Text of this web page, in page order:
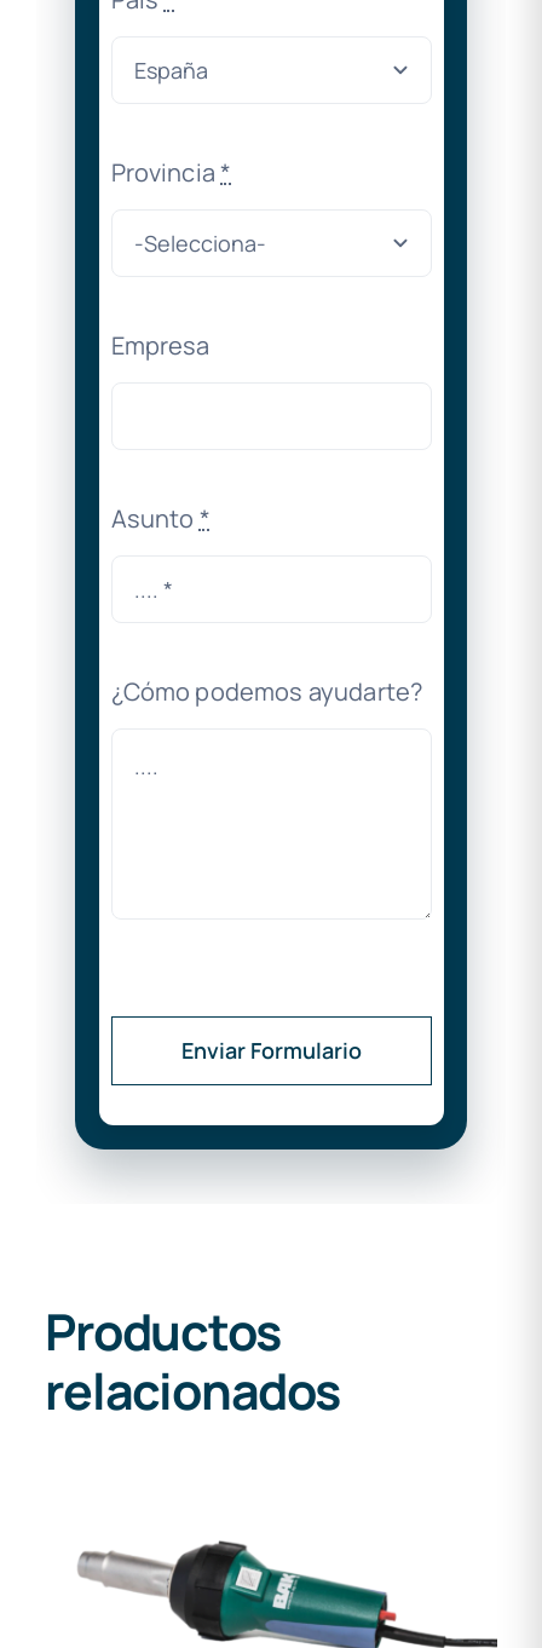
Provincia*
Empresa
Asunto *
¿Cómo podemos ayudarte?
Enviar Formulario
Productos
relacionados
DETALLES